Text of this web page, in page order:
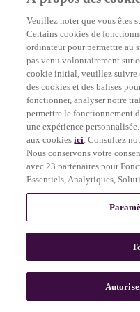
n
Veuillez noter que vous êtes
Certains cookies de
ordinateur pour permettre au
pas venu volontairement sur
cookie initial, veuillez suivre
des cookies et des balises
fonctionner, analyser notre
permettre le fonctionnement
une expérience
aux cookiesici. Consultez
Nous conservons votre
avec 23 partenaires pour
Essentiels, Analytiques,